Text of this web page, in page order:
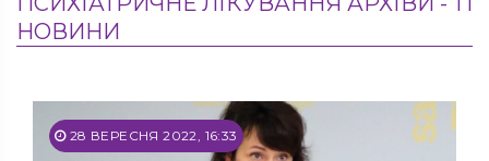
НОВИНИ
28 ВЕРЕСНЯ 2022, 16:33